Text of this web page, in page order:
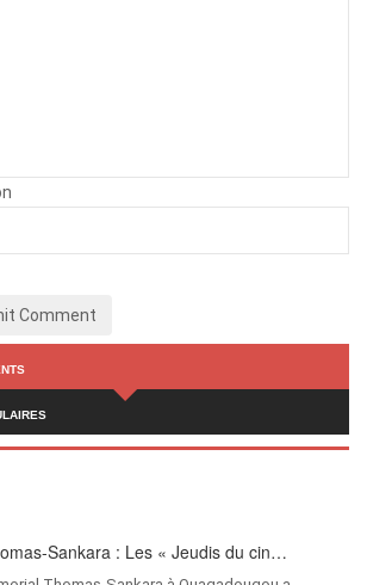
Comment
Sankara : Les « Jeudis du cin…